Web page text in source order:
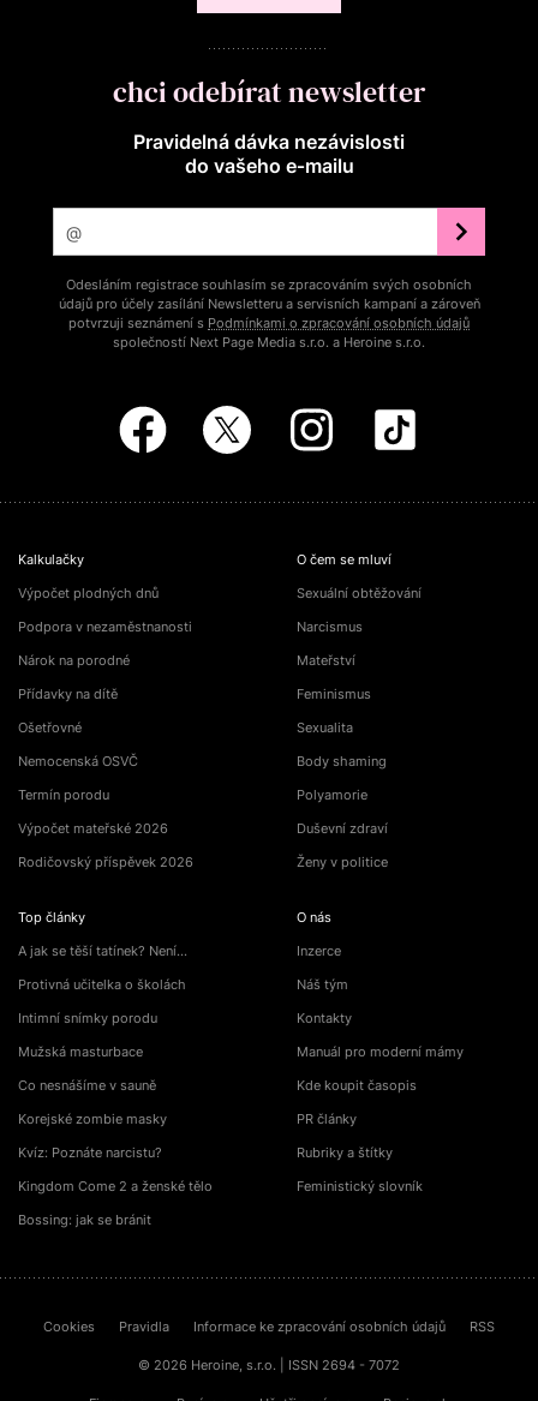
chci odebírat newsletter
Pravidelná dávka nezávislosti
do vašeho e‑mailu
Odesláním registrace souhlasím se zpracováním svých osobních
údajů pro účely zasílání Newsletteru a servisních kampaní a zároveň
potvrzuji seznámení s Podmínkami o zpracování osobních údajů
společností Next Page Media s.r.o. a Heroine s.r.o.
Kalkulačky
Výpočet plodných dnů
Podpora v nezaměstnanosti
Nárok na porodné
Přídavky na dítě
Ošetřovné
Nemocenská OSVČ
Termín porodu
Výpočet mateřské 2026
Rodičovský příspěvek 2026
Top články
A jak se těší tatínek? Není…
Protivná učitelka o školách
Intimní snímky porodu
Mužská masturbace
Co nesnášíme v sauně
Korejské zombie masky
Kvíz: Poznáte narcistu?
Kingdom Come 2 a ženské tělo
Bossing: jak se bránit
O čem se mluví
Sexuální obtěžování
Narcismus
Mateřství
Feminismus
Sexualita
Body shaming
Polyamorie
Duševní zdraví
Ženy v politice
O nás
Inzerce
Náš tým
Kontakty
Manuál pro moderní mámy
Kde koupit časopis
PR články
Rubriky a štítky
Feministický slovník
Cookies Pravidla Informace ke zpracování osobních údajů RSS
© 2026 Heroine, s.r.o. | ISSN 2694 - 7072